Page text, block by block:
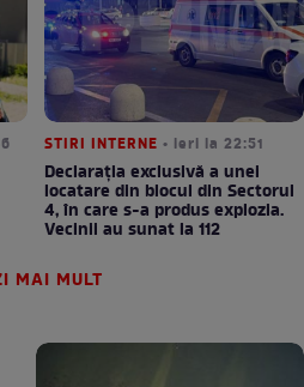
STIRI INTERNE • ieri la 22:51
Declarația exclusivă a unei
locatare din blocul din Sectorul
4, în care s-a produs explozia.
Vecinii au sunat la 112
MAI MULT